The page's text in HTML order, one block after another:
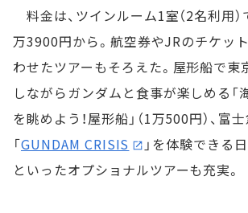
料金は、ツインルーム1室（2名利用
万3900円から。航空券やJRのチケッ
わせたツアーもそろえた。屋形船で東
しながらガンダムと食事が楽しめる「
を眺めよう！屋形船」（1万500円）、富
「GUNDAM CRISIS
」を体験できる
といったオプショナルツアーも充実。